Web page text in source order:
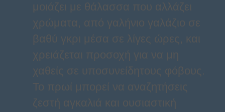
μοιάζει με θάλασσα που αλλάζει
χρώματα, από γαλήνιο γαλάζιο σε
βαθύ γκρι μέσα σε λίγες ώρες, και
χρειάζεται προσοχή για να μη
χαθείς σε υποσυνείδητους φόβους.
Το πρωί μπορεί να αναζητήσεις
ζεστή αγκαλιά και ουσιαστική